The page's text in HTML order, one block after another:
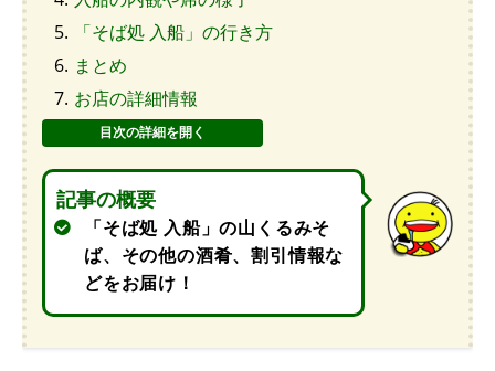
「そば処 入船」の行き方
まとめ
お店の詳細情報
記事の概要
「そば処 入船」の山くるみそ
ば、その他の酒肴、割引情報な
どをお届け！